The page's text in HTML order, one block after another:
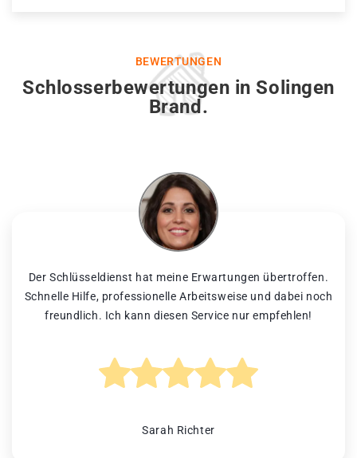
BEWERTUNGEN
Schlosserbewertungen in Solingen
Brand.
Der Schlüsseldienst hat meine Erwartungen übertroffen.
Schnelle Hilfe, professionelle Arbeitsweise und dabei noch
freundlich. Ich kann diesen Service nur empfehlen!
Sarah Richter